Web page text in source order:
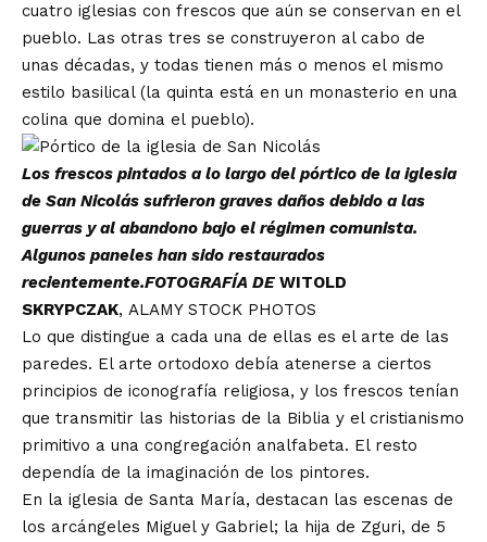
cuatro iglesias con frescos que aún se conservan en el
pueblo. Las otras tres se construyeron al cabo de
unas décadas, y todas tienen más o menos el mismo
estilo basilical (la quinta está en un monasterio en una
colina que domina el pueblo).
Los frescos pintados a lo largo del pórtico de la iglesia
de San Nicolás sufrieron graves daños debido a las
guerras y al abandono bajo el régimen comunista.
Algunos paneles han sido restaurados
recientemente.FOTOGRAFÍA DE WITOLD
SKRYPCZAK, ALAMY STOCK PHOTOS
Lo que distingue a cada una de ellas es el arte de las
paredes. El arte ortodoxo debía atenerse a ciertos
principios de iconografía religiosa, y los frescos tenían
que transmitir las historias de la Biblia y el cristianismo
primitivo a una congregación analfabeta. El resto
dependía de la imaginación de los pintores.
En la iglesia de Santa María, destacan las escenas de
los arcángeles Miguel y Gabriel; la hija de Zguri, de 5